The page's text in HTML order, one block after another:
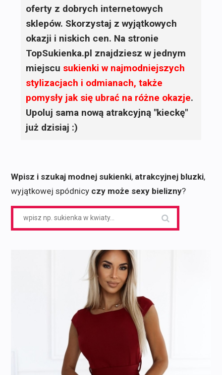
oferty z dobrych internetowych
sklepów. Skorzystaj z wyjątkowych
okazji i niskich cen. Na stronie
TopSukienka.pl znajdziesz w jednym
miejscu sukienki w najmodniejszych
stylizacjach i odmianach, także
pomysły jak się ubrać na różne okazje.
Upoluj sama nową atrakcyjną "kieckę"
już dzisiaj :)
Wpisz i szukaj modnej sukienki, atrakcyjnej bluzki,
wyjątkowej spódnicy czy może sexy bielizny?